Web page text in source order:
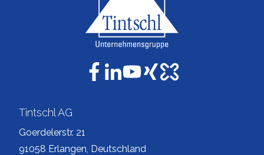
Tintschl AG
Goerdelerstr. 21
91058 Erlangen, Deutschland